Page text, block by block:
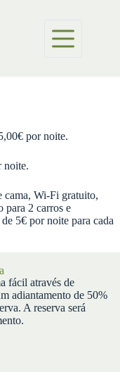
por noite.
noite.
cama, Wi-Fi gratuito,
para 2 carros e
5€ por noite para cada
fácil através de
adiantamento de 50%
A reserva será